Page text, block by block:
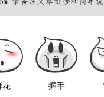
花 握手